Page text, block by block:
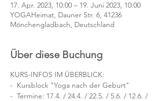
17. Apr. 2023, 10:00 – 19. Juni 2023, 10:00
YOGAHeimat, Dauner Str. 6, 41236
Mönchengladbach, Deutschland
Über diese Buchung
KURS-INFOS IM ÜBERBLICK:
-  Kursblock "Yoga nach der Geburt"
-  Termine: 17.4. / 24.4. / 22.5. / 5.6. / 12.6. /